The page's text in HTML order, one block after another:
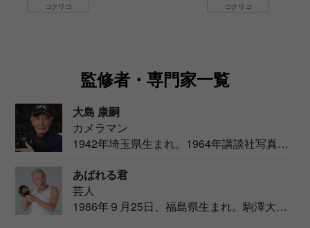
コクリコ コクリコ
監修者・専門家一覧
大島 康嗣
カメラマン
1942年埼玉県生まれ。1964年講談社写真部
あばれる君
芸人
1986年９月25日、福島県生まれ。駒澤大学